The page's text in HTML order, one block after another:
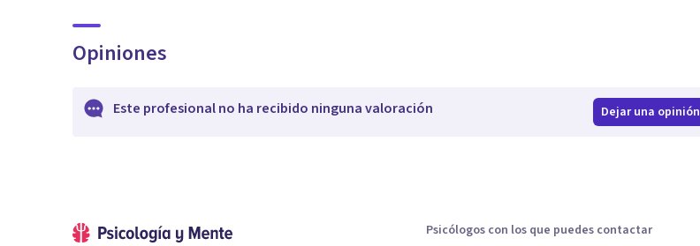
Opiniones
Este profesional no ha recibido ninguna valoración Dejar una opinión
Psicólogos con los que puedes contactar